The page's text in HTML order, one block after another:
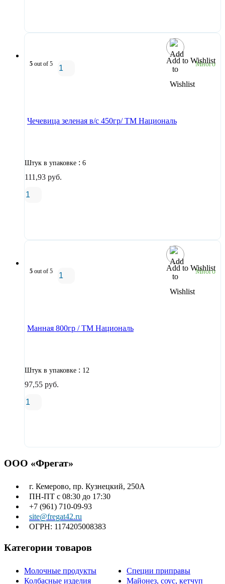
Add to Wishlist
5 out of 5 Много
Чечевица зеленая в/с 450гр/ ТМ Националь
Штук в упаковке : 6
111,93 руб.
Add to Wishlist
5 out of 5 Много
Манная 800гр / ТМ Националь
Штук в упаковке : 12
97,55 руб.
ООО «Фрегат»
г. Кемерово, пр. Кузнецкий, 250А
ПН-ПТ с 08:30 до 17:30
+7 (961) 710-09-93
site@fregat42.ru
ОГРН: 1174205008383
Категории товаров
Молочные продукты
Колбасные изделия
Специи приправы
Майонез, соус, кетчуп